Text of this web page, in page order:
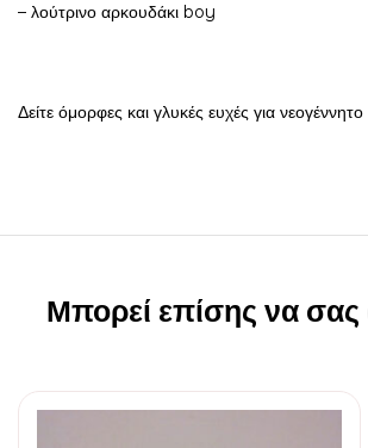
– λούτρινο αρκουδάκι boy
Δείτε όμορφες και γλυκές ευχές για
Μπορεί επίσης να